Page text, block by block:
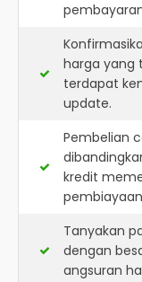
harga yang
terdapat
update.
Pembelian
kredit
Tanyakan
dengan
angsuran